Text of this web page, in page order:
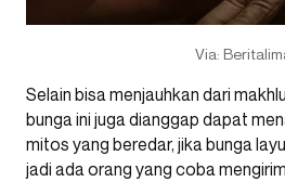
Via:
Selain bisa menjauhkan dari
bunga ini juga dianggap dapat
mitos yang beredar, jika bunga
jadi ada orang yang coba